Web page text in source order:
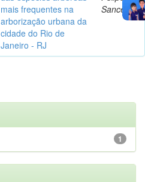
mais frequentes na
arborização urbana da
cidade do Rio de
Janeiro - RJ
Sanceau
1